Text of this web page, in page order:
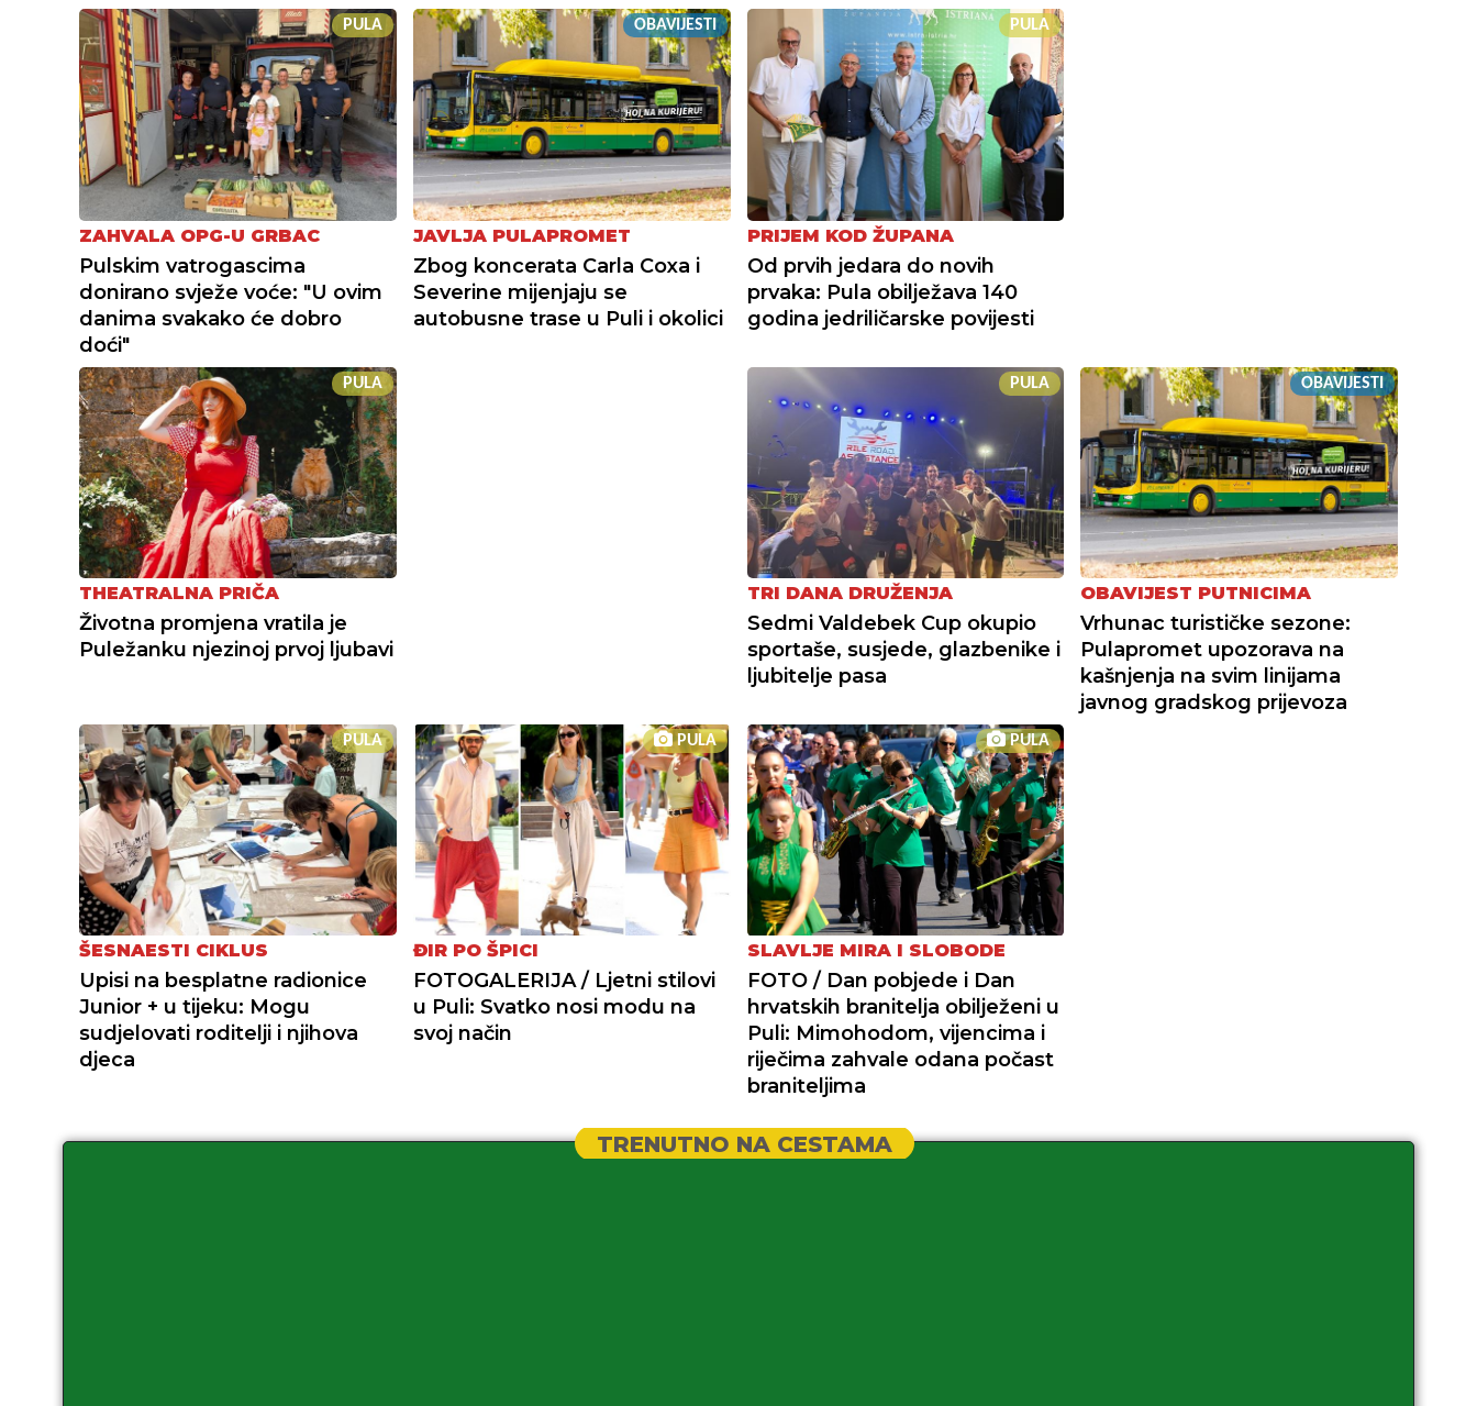
PULA
ZAHVALA OPG-U GRBAC
Pulskim vatrogascima
donirano svježe voće: "U ovim
danima svakako će dobro
doći"
OBAVIJESTI
JAVLJA PULAPROMET
Zbog koncerata Carla Coxa i
Severine mijenjaju se
autobusne trase u Puli i okolici
PULA
PRIJEM KOD ŽUPANA
Od prvih jedara do novih
prvaka: Pula obilježava 140
godina jedriličarske povijesti
PULA
THEATRALNA PRIČA
Životna promjena vratila je
Puležanku njezinoj prvoj ljubavi
PULA
TRI DANA DRUŽENJA
Sedmi Valdebek Cup okupio
sportaše, susjede, glazbenike i
ljubitelje pasa
OBAVIJESTI
OBAVIJEST PUTNICIMA
Vrhunac turističke sezone:
Pulapromet upozorava na
kašnjenja na svim linijama
javnog gradskog prijevoza
PULA
ŠESNAESTI CIKLUS
Upisi na besplatne radionice
Junior + u tijeku: Mogu
sudjelovati roditelji i njihova
djeca
PULA
ĐIR PO ŠPICI
FOTOGALERIJA / Ljetni stilovi
u Puli: Svatko nosi modu na
svoj način
PULA
SLAVLJE MIRA I SLOBODE
FOTO / Dan pobjede i Dan
hrvatskih branitelja obilježeni u
Puli: Mimohodom, vijencima i
riječima zahvale odana počast
braniteljima
TRENUTNO NA CESTAMA